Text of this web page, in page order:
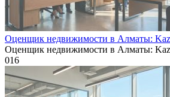
Оценщик недвижимости в Алматы:
Оценщик недвижимости в Алматы:
016